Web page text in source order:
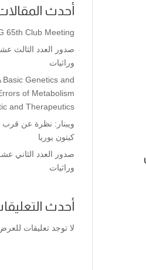
أحدث
65th Club Meeting
صدور العدد الثالث
وراثيات
Basic Genetics and
of Metabolism
and Therapeutics
ويبنار: نظرة عن قرب
كيتون يوريا
صدور العدد الثاني
وراثيات
أحدث
لا توجد تعليقات